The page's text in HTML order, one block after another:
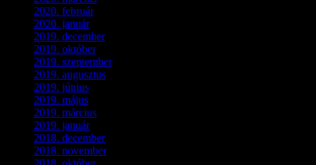
2020. február(6)
2020. január(1)
2019. december(4)
2019. október(3)
2019. szeptember(2)
2019. augusztus
2019. június
2019. május
2019. március
2019. január(1)
2018. december(3)
2018. november(1)